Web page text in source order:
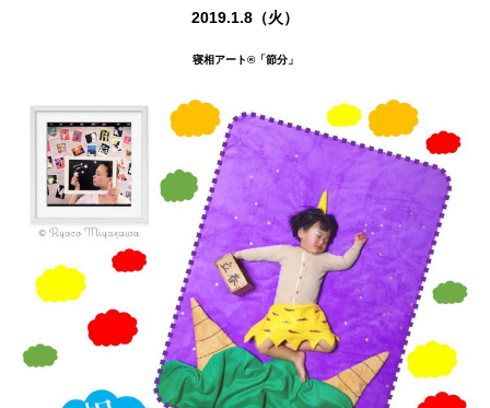
2019.1.8（火）
寝相アート®「節分」